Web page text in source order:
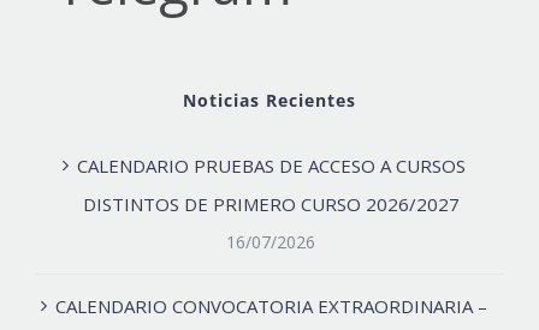
Noticias Recientes
CALENDARIO PRUEBAS DE ACCESO A CURSOS
DISTINTOS DE PRIMERO CURSO 2026/2027
16/07/2026
CALENDARIO CONVOCATORIA EXTRAORDINARIA –